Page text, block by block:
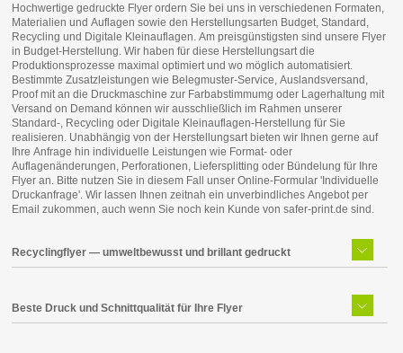
Hochwertige gedruckte Flyer ordern Sie bei uns in verschiedenen Formaten,
Materialien und Auflagen sowie den Herstellungsarten Budget, Standard,
Recycling und Digitale Kleinauflagen. Am preisgünstigsten sind unsere Flyer
in Budget-Herstellung. Wir haben für diese Herstellungsart die
Produktionsprozesse maximal optimiert und wo möglich automatisiert.
Bestimmte Zusatzleistungen wie Belegmuster-Service, Auslandsversand,
Proof mit an die Druckmaschine zur Farbabstimmumg oder Lagerhaltung mit
Versand on Demand können wir ausschließlich im Rahmen unserer
Standard-, Recycling oder Digitale Kleinauflagen-Herstellung für Sie
realisieren. Unabhängig von der Herstellungsart bieten wir Ihnen gerne auf
Ihre Anfrage hin individuelle Leistungen wie Format- oder
Auflagenänderungen, Perforationen, Liefersplitting oder Bündelung für Ihre
Flyer an. Bitte nutzen Sie in diesem Fall unser Online-Formular 'Individuelle
Druckanfrage'. Wir lassen Ihnen zeitnah ein unverbindliches Angebot per
Email zukommen, auch wenn Sie noch kein Kunde von safer-print.de sind.
Recyclingflyer — umweltbewusst und brillant gedruckt
Beste Druck und Schnittqualität für Ihre Flyer